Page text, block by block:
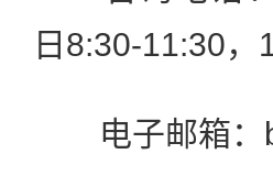
日8:30-11:30，
电子邮箱：